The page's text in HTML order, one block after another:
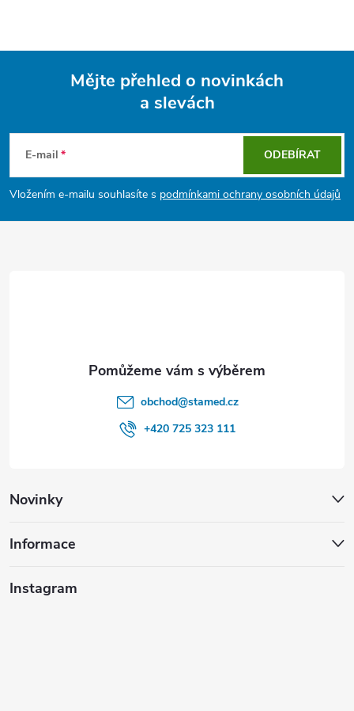
p
a
Mějte přehled o novinkách
a slevách
E-mail
Vložením e-mailu souhlasíte s podmínkami ochrany osobních údajů
ODEBÍRAT
Novinky
Informace
Instagram
obchod@stamed.cz
+420 725 323 111